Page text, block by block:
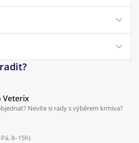
používání
Veterix
Nevíte si rady s výběrem krmiva?
8–15h)